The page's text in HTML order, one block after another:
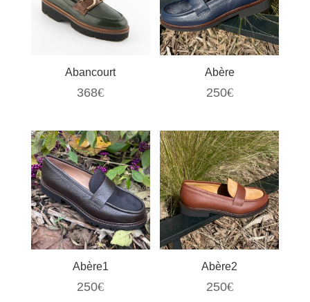
Abancourt
368€
Abère
250€
Abère1
250€
Abère2
250€